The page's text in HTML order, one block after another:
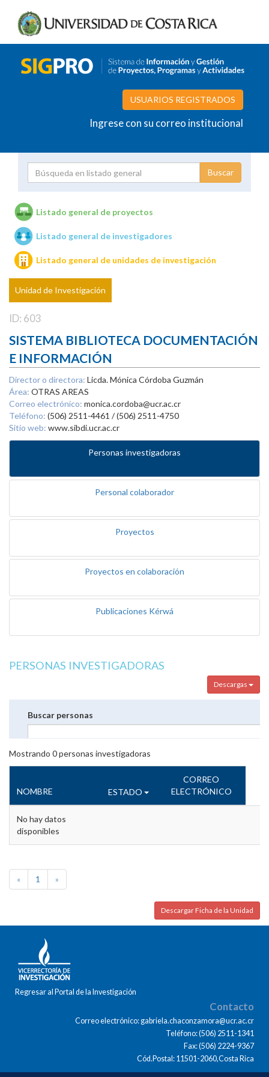
USUARIOS REGISTRADOS
Ingrese con su correo institucional
Unidades de investigación
Listado general de proyectos
Listado general de investigadores
Listado general de unidades de investigación
Unidad de Investigación
ID: 603
SISTEMA BIBLIOTECA DOCUMENTACIÓN
E INFORMACIÓN
Director o directora: Licda. Mónica Córdoba Guzmán
Área: OTRAS AREAS
Correo electrónico: monica.cordoba@ucr.ac.cr
Teléfono: (506) 2511-4461 / (506) 2511-4750
Sitio web: www.sibdi.ucr.ac.cr
Personas investigadoras
Personal colaborador
Proyectos
Proyectos en colaboración
Publicaciones Kérwá
PERSONAS INVESTIGADORAS
Descargas
Buscar personas
Mostrando 0personas investigadoras
NOMBRE ESTADO
CORREO
ELECTRÓNICO
No hay datos
disponibles
« 1 »
Descargar Ficha de la Unidad
Regresar al Portal de la Investigación
Contacto
Correo electrónico: gabriela.chaconzamora@ucr.ac.cr
Teléfono: (506) 2511-1341
Fax: (506) 2224-9367
Cód.Postal: 11501-2060,Costa Rica